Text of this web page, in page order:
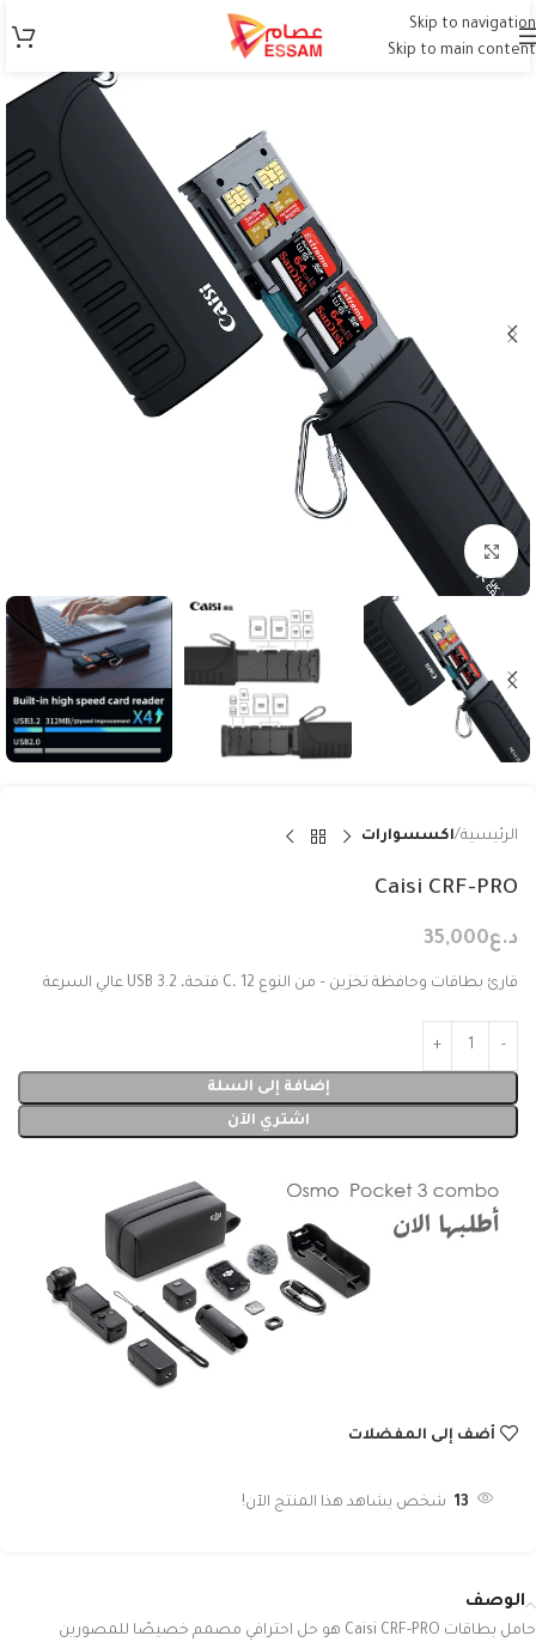
Skip to navigation
Skip to main content
Click to enlarge
الرئيسية اكسسوارات
Caisi CRF-PRO
د.ع35,000
قارئ بطاقات وحافظة تخزين – من النوع C، 12 فتحة، USB 3.2 عالي السرعة
إضافة إلى السلة
اشتري الآن
أضف إلى المفضلات
13 شخص يشاهد هذا المنتج الآن!
الوصف
حامل بطاقات Caisi CRF-PRO هو حل احترافي مصمم خصيصًا للمصورين